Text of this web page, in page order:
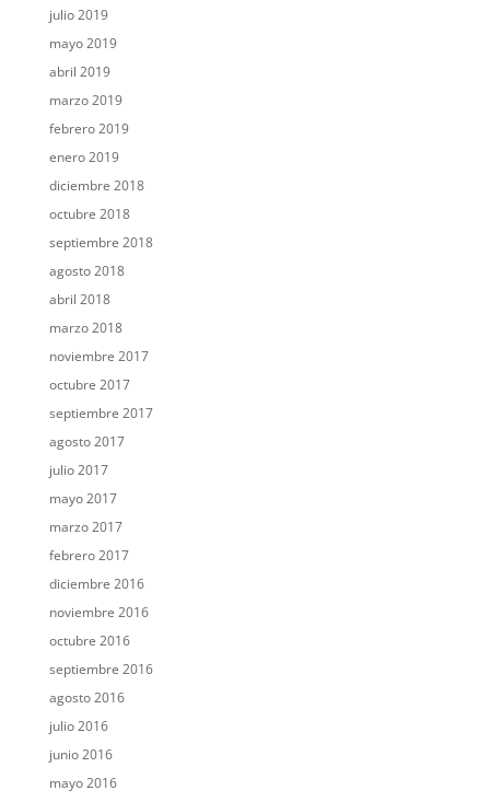
julio 2019
mayo 2019
abril 2019
marzo 2019
febrero 2019
enero 2019
diciembre 2018
octubre 2018
septiembre 2018
agosto 2018
abril 2018
marzo 2018
noviembre 2017
octubre 2017
septiembre 2017
agosto 2017
julio 2017
mayo 2017
marzo 2017
febrero 2017
diciembre 2016
noviembre 2016
octubre 2016
septiembre 2016
agosto 2016
julio 2016
junio 2016
mayo 2016